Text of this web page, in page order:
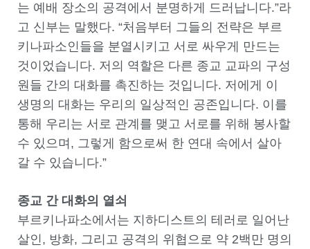
는 예배 장소의 공격에서 분명하게 드러납니다.”라
고 신부는 말했다. “처음부터 그들의 전략은 부르
키나파소인들을 분열시키고 서로 싸우게 만드는
것이었습니다. 저의 역할은 다른 종교 교파의 구성
원들 간의 대화를 촉진하는 것입니다. 저에게 이
생명의 대화는 우리의 일상적인 공존입니다. 이를
통해 우리는 서로 관계를 맺고 서로를 위해 봉사할
수 있으며, 그렇게 함으로써 한 연대 속에서 살아
갈 수 있습니다.”
종교 간 대화의 열쇠
부르키나파소에서는 지하디스트의 테러로 일어난
살인, 방화, 그리고 공격의 위협으로 약 2백만 명의